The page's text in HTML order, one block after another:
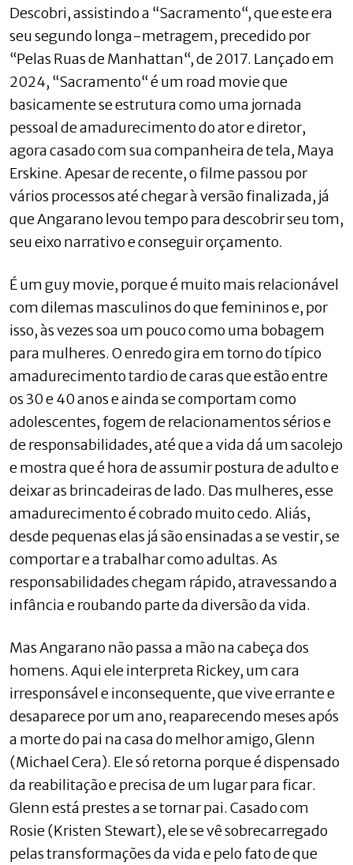
Descobri, assistindo a “Sacramento“, que este era
seu segundo longa-metragem, precedido por
“Pelas Ruas de Manhattan“, de 2017. Lançado em
2024, “Sacramento“ é um road movie que
basicamente se estrutura como uma jornada
pessoal de amadurecimento do ator e diretor,
agora casado com sua companheira de tela, Maya
Erskine. Apesar de recente, o filme passou por
vários processos até chegar à versão finalizada, já
que Angarano levou tempo para descobrir seu tom,
seu eixo narrativo e conseguir orçamento.
É um guy movie, porque é muito mais relacionável
com dilemas masculinos do que femininos e, por
isso, às vezes soa um pouco como uma bobagem
para mulheres. O enredo gira em torno do típico
amadurecimento tardio de caras que estão entre
os 30 e 40 anos e ainda se comportam como
adolescentes, fogem de relacionamentos sérios e
de responsabilidades, até que a vida dá um sacolejo
e mostra que é hora de assumir postura de adulto e
deixar as brincadeiras de lado. Das mulheres, esse
amadurecimento é cobrado muito cedo. Aliás,
desde pequenas elas já são ensinadas a se vestir, se
comportar e a trabalhar como adultas. As
responsabilidades chegam rápido, atravessando a
infância e roubando parte da diversão da vida.
Mas Angarano não passa a mão na cabeça dos
homens. Aqui ele interpreta Rickey, um cara
irresponsável e inconsequente, que vive errante e
desaparece por um ano, reaparecendo meses após
a morte do pai na casa do melhor amigo, Glenn
(Michael Cera). Ele só retorna porque é dispensado
da reabilitação e precisa de um lugar para ficar.
Glenn está prestes a se tornar pai. Casado com
Rosie (Kristen Stewart), ele se vê sobrecarregado
pelas transformações da vida e pelo fato de que